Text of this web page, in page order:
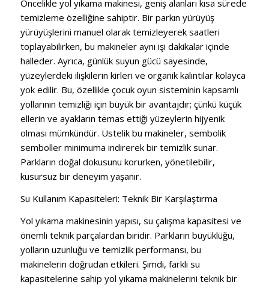
Öncelikle yol yıkama makinesi, geniş alanları kısa sürede
temizleme özelliğine sahiptir. Bir parkın yürüyüş
yürüyüşlerini manuel olarak temizleyerek saatleri
toplayabilirken, bu makineler aynı işi dakikalar içinde
halleder. Ayrıca, günlük suyun gücü sayesinde,
yüzeylerdeki ilişkilerin kirleri ve organik kalıntılar kolayca
yok edilir. Bu, özellikle çocuk oyun sisteminin kapsamlı
yollarının temizliği için büyük bir avantajdır; çünkü küçük
ellerin ve ayakların temas ettiği yüzeylerin hijyenik
olması mümkündür. Üstelik bu makineler, sembolik
semboller minimuma indirerek bir temizlik sunar.
Parkların doğal dokusunu korurken, yönetilebilir,
kusursuz bir deneyim yaşanır.
Su Kullanım Kapasiteleri: Teknik Bir Karşılaştırma
Yol yıkama makinesinin yapısı, su çalışma kapasitesi ve
önemli teknik parçalardan biridir. Parkların büyüklüğü,
yolların uzunluğu ve temizlik performansı, bu
makinelerin doğrudan etkileri. Şimdi, farklı su
kapasitelerine sahip yol yıkama makinelerini teknik bir